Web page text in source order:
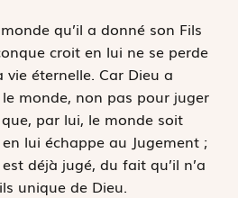
qu’il a donné son Fils
croit en lui ne se perde
éternelle. Car Dieu a
monde, non pas pour juger
par lui, le monde soit
lui échappe au Jugement ;
déjà jugé, du fait qu’il n’a
unique de Dieu.